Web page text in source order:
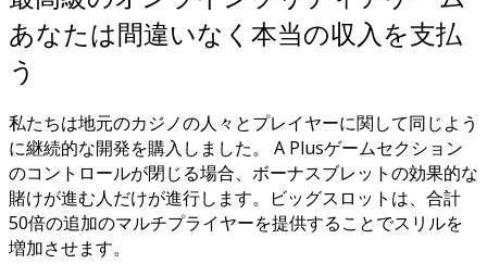
あなたは間違いなく本当の収入を支払
う
私たちは地元のカジノの人々とプレイヤーに関して同じよう
に継続的な開発を購入しました。 A Plusゲームセクション
のコントロールが閉じる場合、ボーナスブレットの効果的な
賭けが進む人だけが進行します。ビッグスロットは、合計
50倍の追加のマルチプライヤーを提供することでスリルを
増加させます。